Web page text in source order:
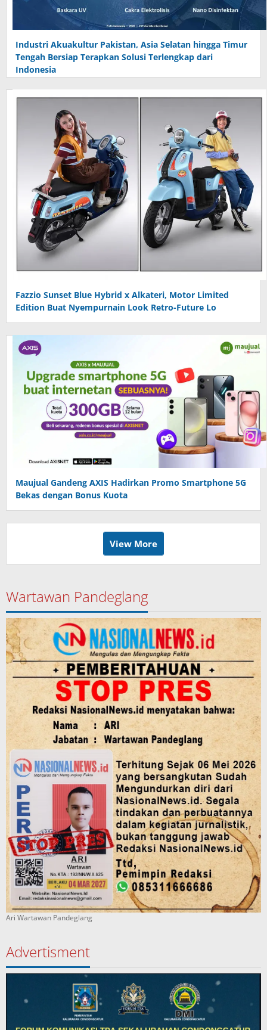
Industri Akuakultur Pakistan, Asia Selatan hingga Timur
Tengah Bersiap Terapkan Solusi Terlengkap dari
Indonesia
Fazzio Sunset Blue Hybrid x Alkateri, Motor Limited
Edition Buat Nyempurnain Look Retro-Future Lo
Maujual Gandeng AXIS Hadirkan Promo Smartphone 5G
Bekas dengan Bonus Kuota
View More
Wartawan Pandeglang
Ari Wartawan Pandeglang
Advertisment